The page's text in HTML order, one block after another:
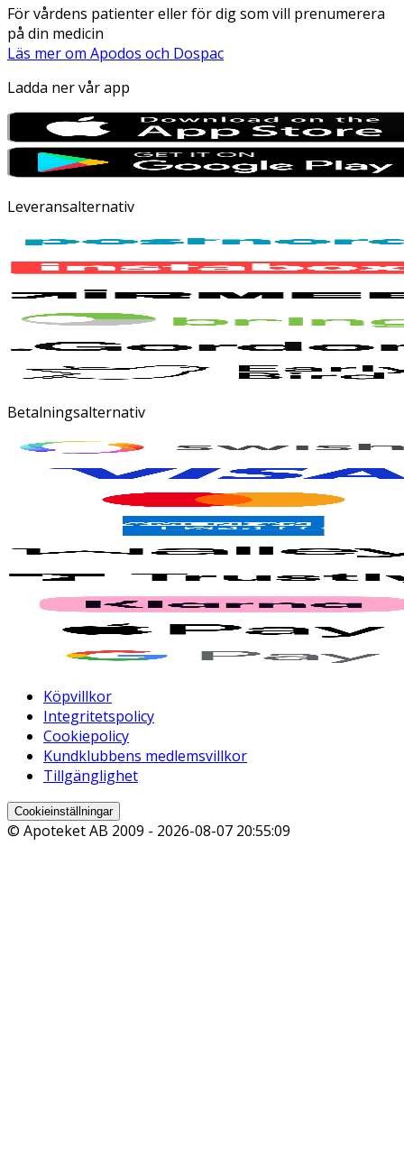
För vårdens patienter eller för dig som vill prenumerera
på din medicin
Läs mer om Apodos och Dospac
Ladda ner vår app
Leveransalternativ
Betalningsalternativ
Köpvillkor
Integritetspolicy
Cookiepolicy
Kundklubbens medlemsvillkor
Tillgänglighet
Cookieinställningar
© Apoteket AB 2009 - 2026-08-07 20:55:09